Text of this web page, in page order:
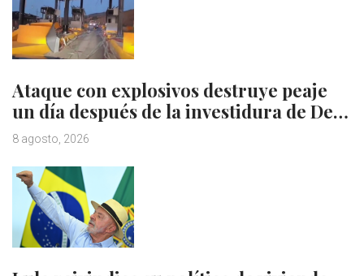
Ataque con explosivos destruye peaje
un día después de la investidura de De…
8 agosto, 2026